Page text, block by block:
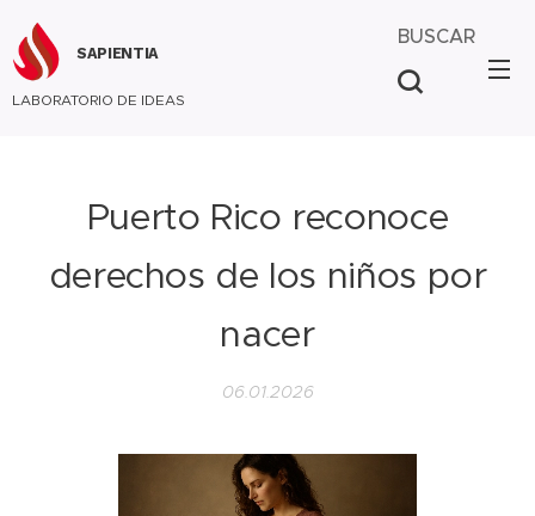
SAPIENTIA
LABORATORIO DE IDEAS
BUSCAR
Puerto Rico reconoce
derechos de los niños por
nacer
06.01.2026